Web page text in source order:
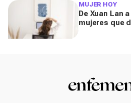
MUJER HOY
De Xuan Lan
mujeres que